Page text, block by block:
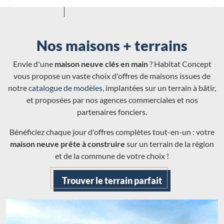
Nos maisons + terrains
Envie d'une maison neuve clés en main? Habitat Concept
vous propose un vaste choix d'offres de maisons issues de
notrecatalogue de modèles, implantées sur un terrain à bâtir,
et proposées par nos agences commerciales et nos
partenaires fonciers.
Bénéficiez chaque jour d'offres complètes tout-en-un : votre
maison neuve prête à construire sur un terrain de la région
et de la commune de votre choix !
Trouver le terrain parfait